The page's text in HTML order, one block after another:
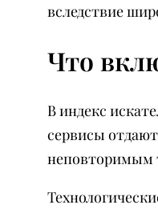
вследствие
Что
В индекс
сервисы
неповторимым